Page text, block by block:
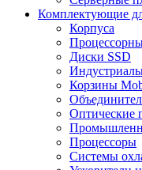
Комплектующие
Корпуса
Диски SSD
Корзины
Оптические
Процессоры
Системы